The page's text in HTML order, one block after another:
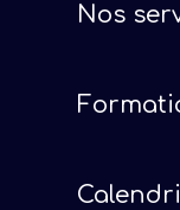
Nos